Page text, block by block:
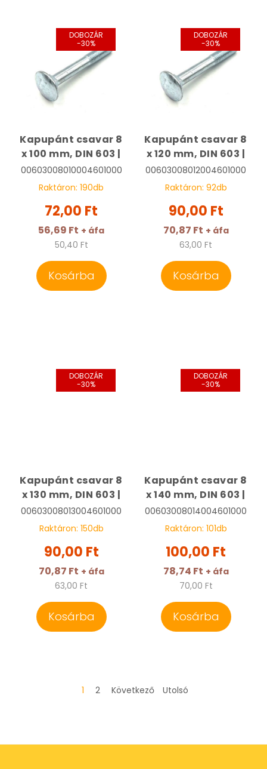
DOBOZÁR
-30%
Kapupánt csavar 8
x 100 mm, DIN 603 |
00603008010004601000
Raktáron: 190db
72,00 Ft
56,69 Ft + áfa
50,40 Ft
Kosárba
DOBOZÁR
-30%
Kapupánt csavar 8
x 120 mm, DIN 603 |
00603008012004601000
Raktáron: 92db
90,00 Ft
70,87 Ft + áfa
63,00 Ft
Kosárba
DOBOZÁR
-30%
Kapupánt csavar 8
x 130 mm, DIN 603 |
00603008013004601000
Raktáron: 150db
90,00 Ft
70,87 Ft + áfa
63,00 Ft
Kosárba
DOBOZÁR
-30%
Kapupánt csavar 8
x 140 mm, DIN 603 |
00603008014004601000
Raktáron: 101db
100,00 Ft
78,74 Ft + áfa
70,00 Ft
Kosárba
1 2 Következő Utolsó